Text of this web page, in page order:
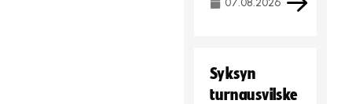
07.08.2026
Syksyn
turnausvilske